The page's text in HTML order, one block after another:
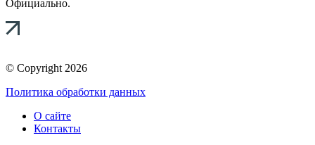
Официально.
© Copyright 2026
Политика обработки данных
О сайте
Контакты